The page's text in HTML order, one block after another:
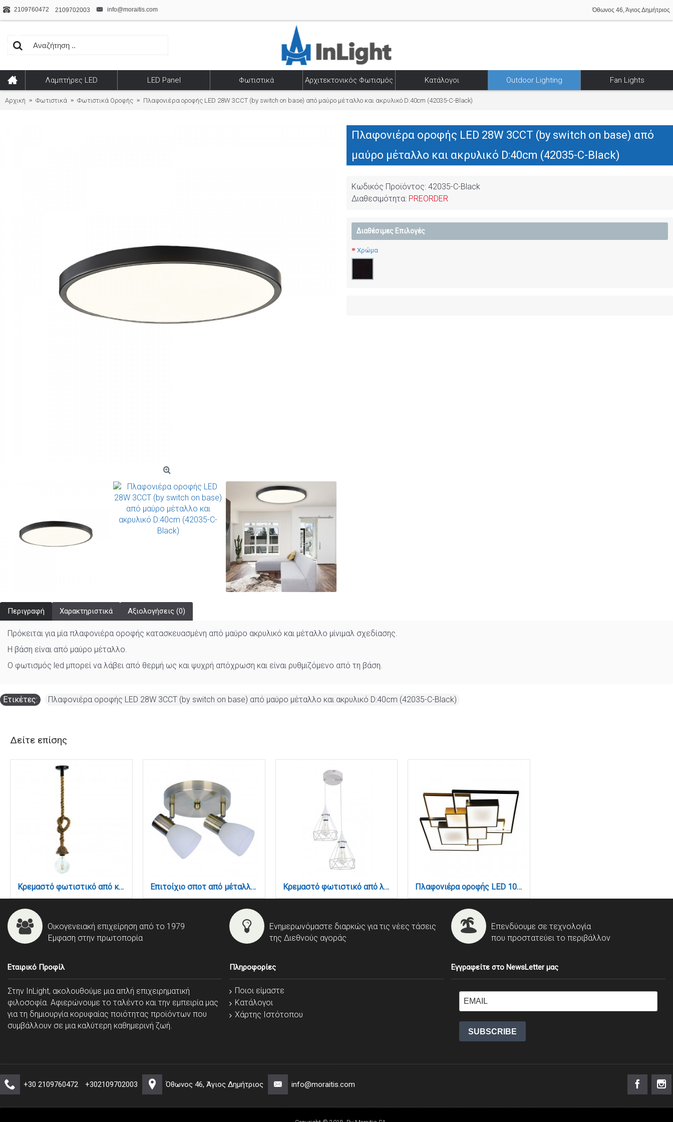
2109760472 2109702003 info@moraitis.com Όθωνος 46, Άγιος Δημήτριος
Λαμπτήρες LED LED Panel Φωτιστικά Αρχιτεκτονικός Φωτισμός Κατάλογοι Outdoor Lighting Fan Lights
Αρχική Φωτιστικά Φωτιστικά Οροφής Πλαφονιέρα οροφής LED 28W 3CCT (by switch on base) από μαύρο μέταλλο και ακρυλικό D:40cm (42035-C-Black)
Πλαφονιέρα οροφής LED 28W 3CCT (by switch on base) από
μαύρο μέταλλο και ακρυλικό D:40cm (42035-C-Black)
Κωδικός Προϊόντος: 42035-C-Black
Διαθεσιμότητα: PREORDER
Διαθέσιμες Επιλογές
Χρώμα
Περιγραφή Χαρακτηριστικά Αξιολογήσεις (0)
Πρόκειται για μία πλαφονιέρα οροφής κατασκευασμένη από μαύρο ακρυλικό και μέταλλο μίνιμαλ σχεδίασης.
Η βάση είναι από μαύρο μέταλλο.
Ο φωτισμός led μπορεί να λάβει από θερμή ως και ψυχρή απόχρωση και είναι ρυθμιζόμενο από τη βάση.
Ετικέτες: Πλαφονιέρα οροφής LED 28W 3CCT (by switch on base) από μαύρο μέταλλο και ακρυλικό D:40cm (42035-C-Black)
Δείτε επίσης
Κρεμαστό φωτιστικό από καφέ σχοινί 1XE27 D:130cm (4381-1-BL) Επιτοίχιο σποτ από μέταλλο σε οξυντέ απόχρωση 2XE14 D:20cm (9064-2Φ-Οξυντέ) Κρεμαστό φωτιστικό από λευκό μέταλλο 2XE27 D:20cm (4024-2-WH-ROSETTE) Πλαφονιέρα οροφής LED 108W 3CCT σε μαύρη και χρυσαφί απόχρωση D:70cm (6047)
Οικογενειακή επιχείρηση από το 1979
Έμφαση στην πρωτοπορία
Ενημερωνόμαστε διαρκώς για τις νέες τάσεις
της Διεθνούς αγοράς
Επενδύουμε σε τεχνολογία
που προστατεύει το περιβάλλον
Εταιρικό Προφίλ
Στην InLight, ακολουθούμε μια απλή επιχειρηματική
φιλοσοφία. Αφιερώνουμε το ταλέντο και την εμπειρία μας
για τη δημιουργία κορυφαίας ποιότητας προϊόντων που
συμβάλλουν σε μια καλύτερη καθημερινή ζωή.
Πληροφορίες
Ποιοι είμαστε
Κατάλογοι
Χάρτης Ιστότοπου
Εγγραφείτε στο NewsLetter μας
SUBSCRIBE
+30 2109760472 +302109702003 Όθωνος 46, Άγιος Δημήτριος info@moraitis.com